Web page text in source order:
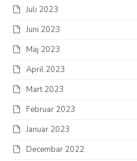
Juli 2023
Juni 2023
Maj 2023
April 2023
Mart 2023
Februar 2023
Januar 2023
Decembar 2022